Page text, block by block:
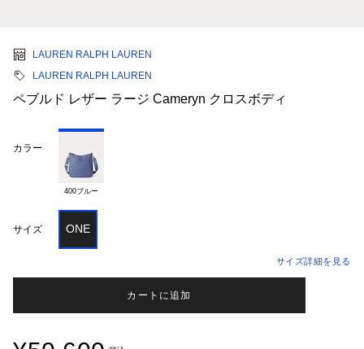
LAUREN RALPH LAUREN
LAUREN RALPH LAUREN
ペブルド レザー ラージ Cameryn クロスボディ
カラー
400ブルー
サイズ ONE
サイズ詳細を見る
カートに追加